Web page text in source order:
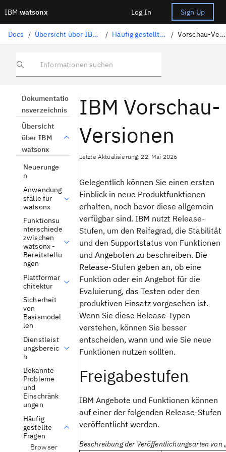
IBM watsonx Log In Sign Up
Docs / Übersicht über IBM watsonx / Häufig gestellte Fragen / Vorschau-Versionen
Informationen suchen
Dokumentatio
nsverzeichnis
Übersicht
über IBM
watsonx
Neuerunge
n
Anwendung
sfälle für
watsonx
Funktionsu
nterschiede
zwischen
watsonx -
Bereitstellu
ngen
Plattformar
chitektur
Sicherheit
von
Basismodel
len
Dienstleist
ungsbereic
h
Bekannte
Probleme
und
Einschränk
ungen
Häufig
gestellte
Fragen
Browser
IBM Vorschau-
Versionen
Letzte Aktualisierung: 22. Mai 2026
Gelegentlich können Sie einen ersten
Einblick in neue Produktfunktionen
erhalten, noch bevor diese allgemein
verfügbar sind. IBM nutzt Release-
Stufen, um den Reifegrad, die Stabilität
und den Supportstatus von Funktionen
und Angeboten zu beschreiben. Die
Release-Stufen geben an, ob eine
Funktion oder ein Angebot für die
Evaluierung, das Testen oder den
produktiven Einsatz vorgesehen ist.
Wenn Sie diese Release-Typen
verstehen, können Sie besser
entscheiden, wann und wie Sie neue
Funktionen nutzen sollten.
Freigabestufen
IBM Angebote und Funktionen können
auf einer der folgenden Release-Stufen
veröffentlicht werden.
Beschreibung der Veröffentlichungsarten